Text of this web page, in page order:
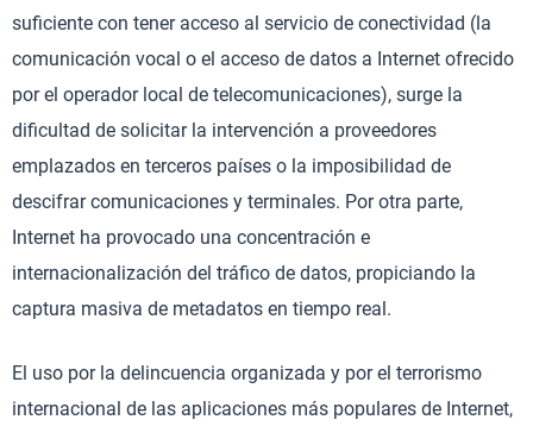
suficiente con tener acceso al servicio de conectividad (la
comunicación vocal o el acceso de datos a Internet ofrecido
por el operador local de telecomunicaciones), surge la
dificultad de solicitar la intervención a proveedores
emplazados en terceros países o la imposibilidad de
descifrar comunicaciones y terminales. Por otra parte,
Internet ha provocado una concentración e
internacionalización del tráfico de datos, propiciando la
captura masiva de metadatos en tiempo real.
El uso por la delincuencia organizada y por el terrorismo
internacional de las aplicaciones más populares de Internet,